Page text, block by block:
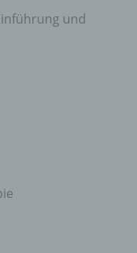
und